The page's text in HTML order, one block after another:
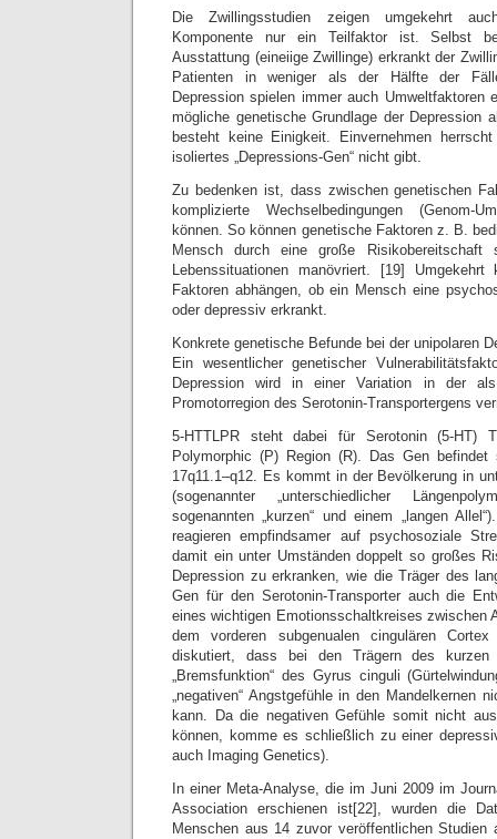
Die Zwillingsstudien zeigen umgekehrt
Komponente nur ein Teilfaktor ist. Selbst
Ausstattung (eineiige Zwillinge) erkrankt der
Patienten in weniger als der Hälfte der
Depression spielen immer auch Umweltfaktoren
mögliche genetische Grundlage der Depression
besteht keine Einigkeit. Einvernehmen
isoliertes „Depressions-Gen“ nicht gibt.
Zu bedenken ist, dass zwischen genetischen
komplizierte Wechselbedingungen (Genom-
können. So können genetische Faktoren z. B.
Mensch durch eine große
Lebenssituationen manövriert. [19]
Faktoren abhängen, ob ein Mensch eine
oder depressiv erkrankt.
Konkrete genetische Befunde bei der unipolaren
Ein wesentlicher genetischer
Depression wird in einer Variation in der als
Promotorregion des Serotonin-Transportergens
5-HTTLPR steht dabei für Serotonin (5-HT)
Polymorphic (P) Region (R). Das Gen
17q11.1–q12. Es kommt in der Bevölkerung in
(sogenannter „unterschiedlicher
sogenannten „kurzen“ und einem „langen
reagieren empfindsamer auf psychosoziale
damit ein unter Umständen doppelt so großes
Depression zu erkranken, wie die Träger des
Gen für den Serotonin-Transporter auch die
eines wichtigen Emotionsschaltkreises zwischen
dem vorderen subgenualen cingulären
diskutiert, dass bei den Trägern des kurzen
„Bremsfunktion“ des Gyrus cinguli
„negativen“ Angstgefühle in den Mandelkernen
kann. Da die negativen Gefühle somit nicht
können, komme es schließlich zu einer
auch Imaging Genetics).
In einer Meta-Analyse, die im Juni 2009 im
Association erschienen ist[22], wurden die
Menschen aus 14 zuvor veröffentlichen Studien